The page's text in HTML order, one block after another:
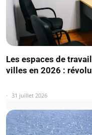
Les espaces de
villes en 2026 :
31 juillet 2026